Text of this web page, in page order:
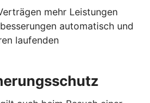
mehr Leistungen
automatisch und
laufenden